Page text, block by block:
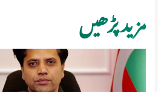
مزید پڑھیں